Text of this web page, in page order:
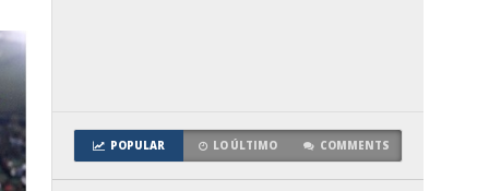
POPULAR LO ÚLTIMO COMMENTS